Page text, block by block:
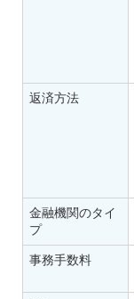
返済方法
金融機関のタイ
プ
事務手数料